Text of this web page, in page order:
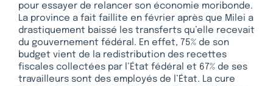
pour essayer de relancer son économie moribonde.
La province a fait faillite en février après que Milei a
drastiquement baissé les transferts qu’elle recevait
du gouvernement fédéral. En effet, 75% de son
budget vient de la redistribution des recettes
fiscales collectées par l’État fédéral et 67% de ses
travailleurs sont des employés de l’État. La cure